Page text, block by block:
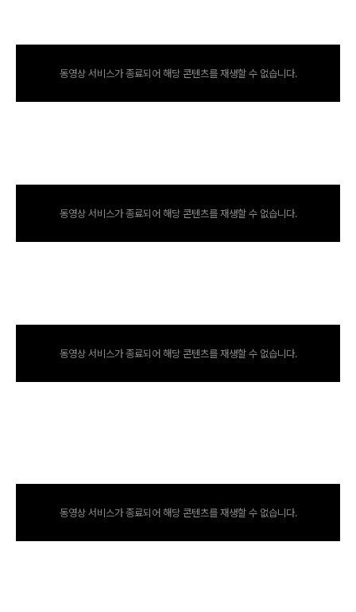
동영상 서비스가 종료되어 해당 콘텐츠를 재생할 수 없습니다.
동영상 서비스가 종료되어 해당 콘텐츠를 재생할 수 없습니다.
동영상 서비스가 종료되어 해당 콘텐츠를 재생할 수 없습니다.
동영상 서비스가 종료되어 해당 콘텐츠를 재생할 수 없습니다.